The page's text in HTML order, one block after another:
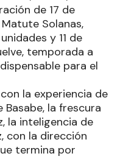
de 17 de
Solanas,
y 11 de
temporada a
para el
la experiencia de
la frescura
la inteligencia de
con la dirección
termina por